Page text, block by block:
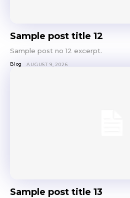
Sample post title 12
Sample post no 12 excerpt.
Blog AUGUST 9, 2026
Sample post title 13